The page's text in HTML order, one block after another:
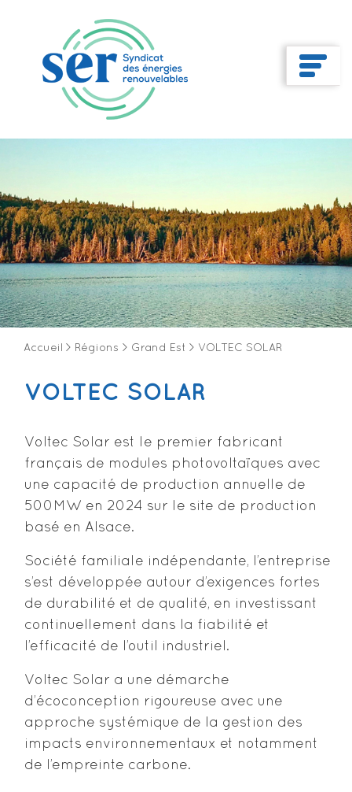
Accueil > Régions > Grand Est > VOLTEC SOLAR
VOLTEC SOLAR
Voltec Solar est le premier fabricant
français de modules photovoltaïques avec
une capacité de production annuelle de
500MW en 2024 sur le site de production
basé en Alsace.
Société familiale indépendante, l’entreprise
s’est développée autour d’exigences fortes
de durabilité et de qualité, en investissant
continuellement dans la fiabilité et
l’efficacité de l’outil industriel.
Voltec Solar a une démarche
d’écoconception rigoureuse avec une
approche systémique de la gestion des
impacts environnementaux et notamment
de l’empreinte carbone.